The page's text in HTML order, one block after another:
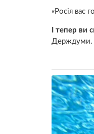
«Росія вас
І тепер ви
Держдуми.